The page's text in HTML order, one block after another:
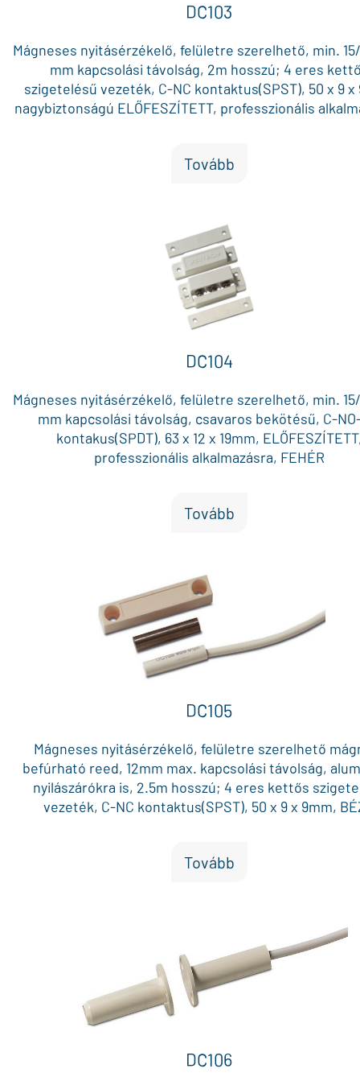
DC103
Mágneses nyitásérzékelő, felületre szerelhető, min. 15/
mm kapcsolási távolság, 2m hosszú; 4 eres
szigetelésű vezeték, C-NC kontaktus(SPST), 50 x 9 x
nagybiztonságú ELŐFESZÍTETT, professzionális
Tovább
DC104
Mágneses nyitásérzékelő, felületre szerelhető, min. 15/
mm kapcsolási távolság, csavaros bekötésű, C-
kontakus(SPDT), 63 x 12 x 19mm,
professzionális alkalmazásra, FEHÉR
Tovább
DC105
Mágneses nyitásérzékelő, felületre szerelhető
befúrható reed, 12mm max. kapcsolási távolság,
nyilászárókra is, 2.5m hosszú; 4 eres kettős
vezeték, C-NC kontaktus(SPST), 50 x 9 x 9mm,
Tovább
DC106